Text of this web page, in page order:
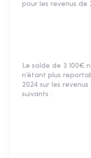
pour les revenus de
Le solde de 3 100€
n’étant plus
2024 sur les
suivants :